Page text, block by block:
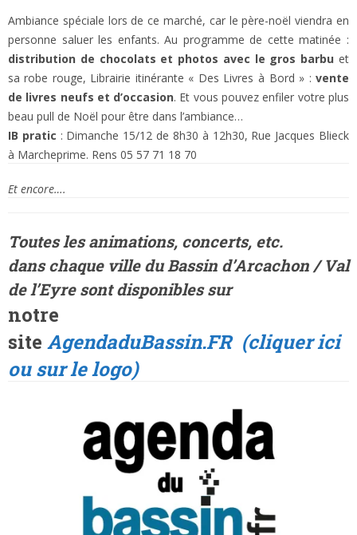
Ambiance spéciale lors de ce marché, car le père-noël viendra en
personne saluer les enfants. Au programme de cette matinée :
distribution de chocolats et photos avec le gros barbu et
sa robe rouge, Librairie itinérante « Des Livres à Bord » :vente
de livres neufs et d’occasion. Et vous pouvez enfiler votre plus
beau pull de Noël pour être dans l’ambiance…
IB pratic : Dimanche 15/12 de 8h30 à 12h30, Rue Jacques Blieck
à Marcheprime. Rens 05 57 71 18 70
Et encore….
Toutes les animations, concerts, etc.
danschaque villedu Bassin d’Arcachon / Val
de l’Eyre sont disponibles sur
notre
site AgendaduBassin.FR (cliquer ici
ou sur le logo)